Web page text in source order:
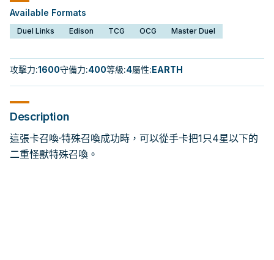
Available Formats
Duel Links Edison TCG OCG Master Duel
攻擊力:1600守備力:400等級:4屬性:EARTH
Description
這張卡召喚·特殊召喚成功時，可以從手卡把1只4星以下的
二重怪獸特殊召喚。